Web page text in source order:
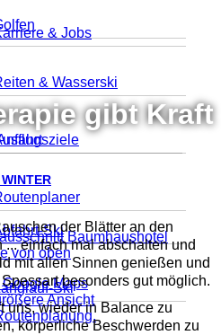
& Wasserski
Ski
Ski
& Jobs
Maps
Ansicht
gibt Kraft
der Blätter an den
einfach mal abschalten und
mit allen Sinnen genießen und
besonders gut möglich.
uns, wieder in Balance zu
körperliche Beschwerden zu